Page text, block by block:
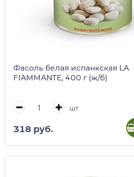
Фасоль белая испанкская LA
FIAMMANTE, 400 г (ж/б)
шт
318 руб.